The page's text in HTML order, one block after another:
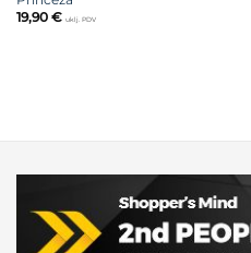
19,90 € uklj. PDV